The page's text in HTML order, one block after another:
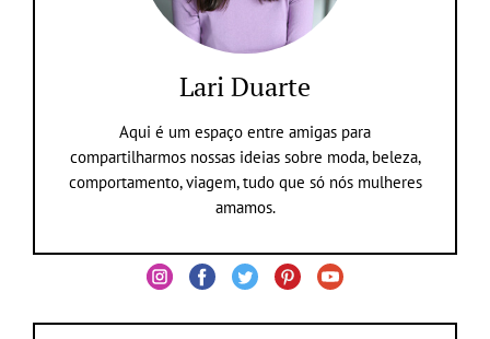
Lari Duarte
Aqui é um espaço entre amigas para
compartilharmos nossas ideias sobre moda, beleza,
comportamento, viagem, tudo que só nós mulheres
amamos.